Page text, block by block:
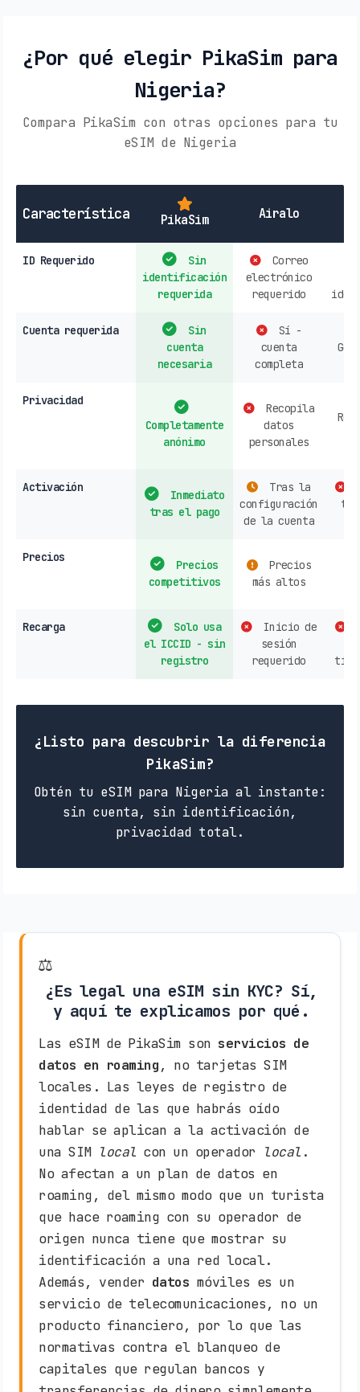
¿Por qué elegir PikaSim para
Nigeria?
Compara PikaSim con otras opciones para tu
eSIM de Nigeria
Característica PikaSim Airalo
ID Requerido
Sin
identificación
requerida
Correo
electrónico
requerido
Cuenta requerida
Sin
cuenta
necesaria
Sí -
cuenta
completa
Privacidad
Completamente
anónimo
Recopila
datos
personales
Activación
Inmediato
tras el pago
Tras la
configuración
de la cuenta
Precios
Precios
competitivos
Precios
más altos
Recarga
Solo usa
el ICCID - sin
registro
Inicio de
sesión
requerido
¿Listo para descubrir la diferencia
PikaSim?
Obtén tu eSIM para Nigeria al instante:
sin cuenta, sin identificación,
privacidad total.
⚖️
¿Es legal una eSIM sin KYC? Sí,
y aquí te explicamos por qué.
Las eSIM de PikaSim son servicios de
datos en roaming, no tarjetas SIM
locales. Las leyes de registro de
identidad de las que habrás oído
hablar se aplican a la activación de
una SIM local con un operador local .
No afectan a un plan de datos en
roaming, del mismo modo que un turista
que hace roaming con su operador de
origen nunca tiene que mostrar su
identificación a una red local.
Además, vender datos móviles es un
servicio de telecomunicaciones, no un
producto financiero, por lo que las
normativas contra el blanqueo de
capitales que regulan bancos y